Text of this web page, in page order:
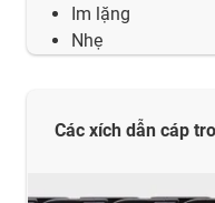
Im lặng
Nhẹ
Các xích dẫn cáp